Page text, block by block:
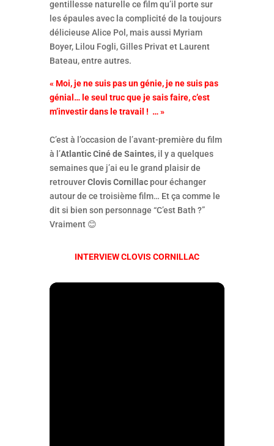
gentillesse naturelle ce film qu’il porte sur
les épaules avec la complicité de la toujours
délicieuse Alice Pol, mais aussi Myriam
Boyer, Lilou Fogli, Gilles Privat et Laurent
Bateau, entre autres.
« Moi, je ne suis pas un génie, je ne suis pas
génial… le seul truc que je sais faire, c’est
m’investir dans le travail ! … »
C’est à l’occasion de l’avant-première du film
à l’Atlantic Ciné de Saintes,il y a quelques
semaines que j’ai eu le grand plaisir de
retrouverClovis Cornillacpour échanger
autour de ce troisième film… Et ça comme le
dit si bien son personnage “C’est Bath ?”
Vraiment 😊
INTERVIEW CLOVIS CORNILLAC